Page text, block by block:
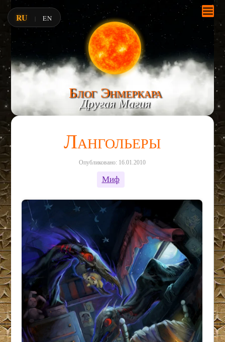
Блог Энмеркара
Другая Магия
Лангольеры
Опубликовано: 16.01.2010
Миф
RU | EN